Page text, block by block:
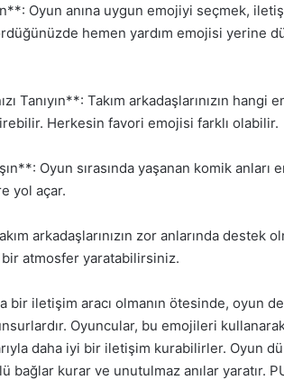
Oyun anına uygun emojiyi seçmek,
hemen yardım emojisi yerine
Tanıyın**: Takım arkadaşlarınızın
Herkesin favori emojisi farklı olabilir.
Oyun sırasında yaşanan komik anları
yol açar.
arkadaşlarınızın zor anlarında destek
atmosfer yaratabilirsiniz.
bir iletişim aracı olmanın ötesinde, oyun
Oyuncular, bu emojileri
daha iyi bir iletişim kurabilirler. Oyun
bağlar kurar ve unutulmaz anılar yaratır.